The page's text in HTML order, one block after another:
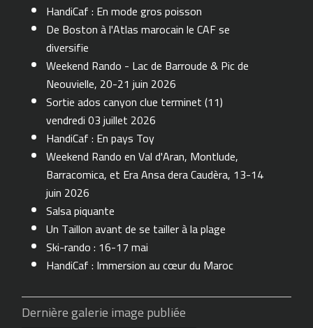
HandiCaf : En mode gros poisson
De Boston à l'Atlas marocain le CAF se
diversifie
Weekend Rando - Lac de Barroude & Pic de
Neouvielle, 20-21 juin 2026
Sortie ados canyon clue terminet (11)
vendredi 03 juillet 2026
HandiCaf : En pays Toy
Weekend Rando en Val d'Aran, Montlude,
Barracomica, et Era Ansa dera Caudèra, 13-14
juin 2026
Salsa piquante
Un Taillon avant de se tailler à la plage
Ski-rando : 16-17 mai
HandiCaf : Immersion au cœur du Maroc
Dernière galerie image publiée